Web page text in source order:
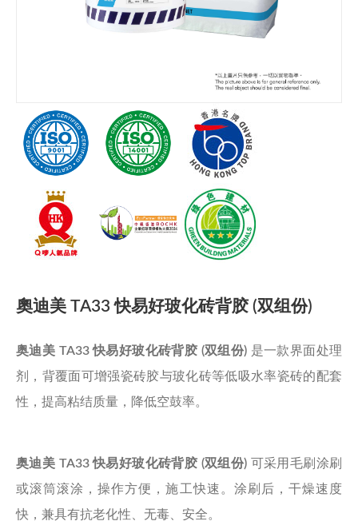
奧迪美 TA33 快易好玻化砖背胶 (双组份)
奥迪美 TA33 快易好玻化砖背胶 (双组份) 是一款界面处理
剂，背覆面可增强瓷砖胶与玻化砖等低吸水率瓷砖的配套
性，提高粘结质量，降低空鼓率。
奥迪美 TA33 快易好玻化砖背胶 ​(双组份) 可采用毛刷涂刷
或滚筒滚涂，操作方便，施工快速。涂刷后，干燥速度
快，兼具有抗老化性、无毒、安全。